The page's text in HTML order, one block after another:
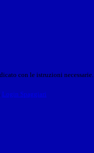
con le istruzioni necessarie.
Login Spaggiari